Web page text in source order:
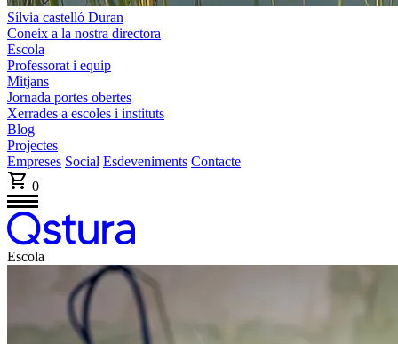
Sílvia castelló Duran
Coneix a la nostra directora
Escola
Professorat i equip
Mitjans
Jornada portes obertes
Xerrades a escoles i instituts
Blog
Projectes
Empreses Social Esdeveniments Contacte
0
Escola